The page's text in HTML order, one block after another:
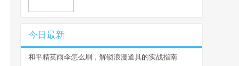
今日最新
和平精英雨伞怎么刷，解锁浪漫道具的实战指南